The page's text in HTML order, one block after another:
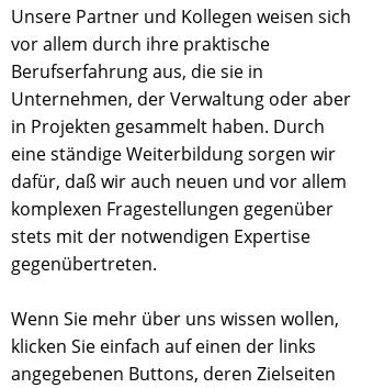
Unsere Partner und Kollegen weisen sich
vor allem durch ihre praktische
Berufserfahrung aus, die sie in
Unternehmen, der Verwaltung oder aber
in Projekten gesammelt haben. Durch
eine ständige Weiterbildung sorgen wir
dafür, daß wir auch neuen und vor allem
komplexen Fragestellungen gegenüber
stets mit der notwendigen Expertise
gegenübertreten.
Wenn Sie mehr über uns wissen wollen,
klicken Sie einfach auf einen der links
angegebenen Buttons, deren Zielseiten